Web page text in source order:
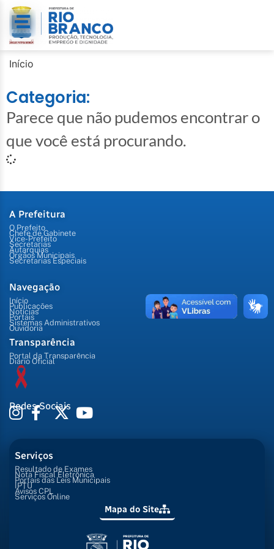
Início
Categoria:
Parece que não pudemos encontrar o
que você está procurando.
A Prefeitura
O Prefeito
Chefe de Gabinete
Vice-Prefeito
Secretarias
Autarquias
Órgãos Municipais
Secretarias Especiais
Navegação
Início
Publicações
Notícias
Portais
Sistemas Administrativos
Ouvidoria
Transparência
Portal da Transparência
Diário Oficial
Redes Sociais
Serviços
Resultado de Exames
Nota Fiscal Eletrônica
Portais das Leis Municipais
IPTU
Avisos CPL
Serviços Online
Mapa do Site